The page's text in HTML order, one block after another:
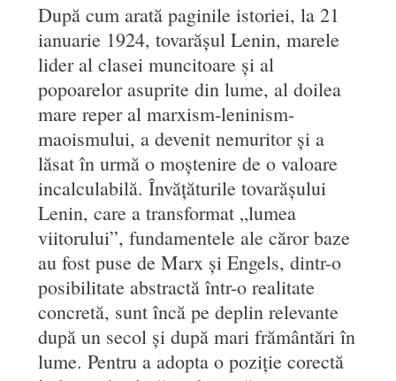
După cum arată paginile istoriei, la 21
ianuarie 1924, tovarășul Lenin, marele
lider al clasei muncitoare și al
popoarelor asuprite din lume, al doilea
mare reper al marxism-leninism-
maoismului, a devenit nemuritor și a
lăsat în urmă o moștenire de o valoare
incalculabilă. Învățăturile tovarășului
Lenin, care a transformat „lumea
viitorului”, fundamentele ale căror baze
au fost puse de Marx și Engels, dintr-o
posibilitate abstractă într-o realitate
concretă, sunt încă pe deplin relevante
după un secol și după mari frământări în
lume. Pentru a adopta o poziție corectă